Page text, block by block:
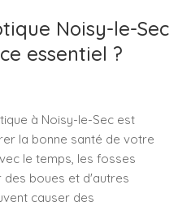
Noisy-le-Sec
essentiel ?
à Noisy-le-Sec est
la bonne santé de votre
le temps, les fosses
des boues et d'autres
causer des